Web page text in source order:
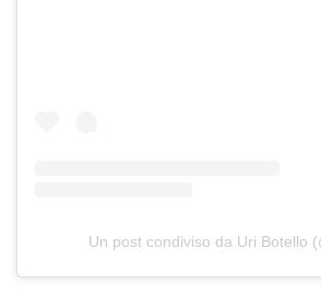
Un post condiviso da Uri Botello